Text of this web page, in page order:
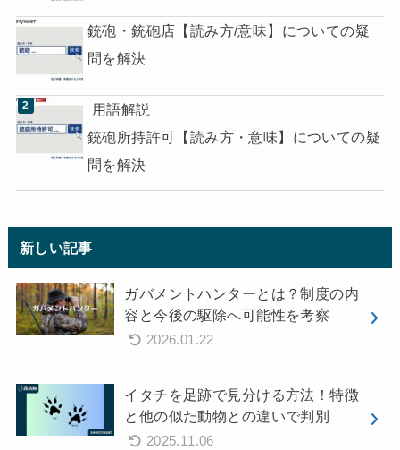
銃砲・銃砲店【読み方/意味】についての疑
問を解決
用語解説
銃砲所持許可【読み方・意味】についての疑
問を解決
新しい記事
ガバメントハンターとは？制度の内
容と今後の駆除へ可能性を考察
2026.01.22
イタチを足跡で見分ける方法！特徴
と他の似た動物との違いで判別
2025.11.06